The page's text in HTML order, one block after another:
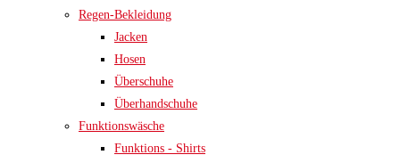
Regen-Bekleidung
Jacken
Hosen
Überschuhe
Überhandschuhe
Funktionswäsche
Funktions - Shirts